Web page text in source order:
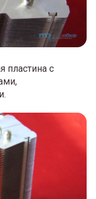
пластина с